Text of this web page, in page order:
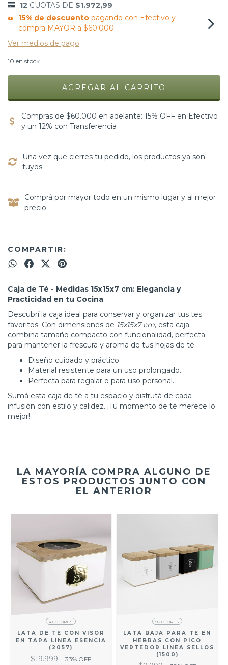
12 CUOTAS DE $1.972,99
15% de descuentopagando con Efectivo y
compra MAYOR a $60.000.
Ver medios de pago
10 en stock
Compras de $60.000 en adelante: 15% OFF en Efectivo
y un 12% con Transferencia
Una vez que cierres tu pedido, los productos ya son
tuyos
Comprá por mayor todo en un mismo lugar y al mejor
precio
COMPARTIR:
Caja de Té - Medidas 15x15x7 cm: Elegancia y
Practicidad en tu Cocina
Descubrí la caja ideal para conservar y organizar tus tes
favoritos. Con dimensiones de 15x15x7 cm, esta caja
combina tamaño compacto con funcionalidad, perfecta
para mantener la frescura y aroma de tus hojas de té.
Diseño cuidado y práctico.
Material resistente para un uso prolongado.
Perfecta para regalar o para uso personal.
Sumá esta caja de té a tu espacio y disfrutá de cada
infusión con estilo y calidez. ¡Tu momento de té merece lo
mejor!
LA MAYORÍA COMPRA ALGUNO DE
ESTOS PRODUCTOS JUNTO CON
EL ANTERIOR
4 COLORES
LATA DE TE CON VISOR
EN TAPA LINEA ESENCIA
(2057)
$19.999 33% OFF
9 COLORES
LATA BAJA PARA TE EN
HEBRAS CON PICO
VERTEDOR LINEA SELLOS
(1500)